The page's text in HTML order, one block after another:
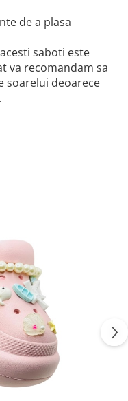
de a plasa
saboti este
va recomandam sa
soarelui deoarece